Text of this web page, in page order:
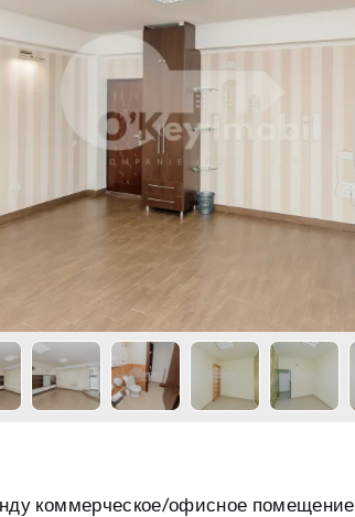
коммерческое/офисное помещение